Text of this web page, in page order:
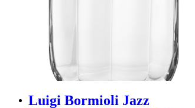
Luigi Bormioli Jazz